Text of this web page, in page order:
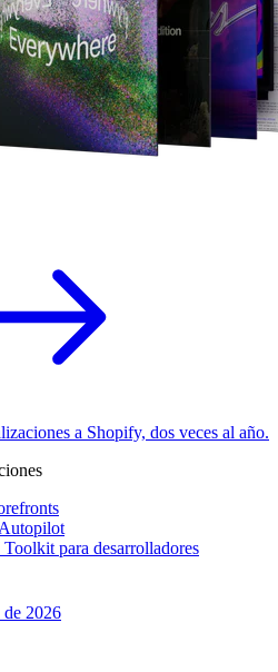
a Shopify, dos veces al año.
para desarrolladores
2026